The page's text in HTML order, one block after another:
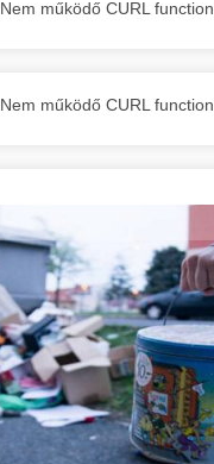
Nem működő CURL function.
Nem működő CURL function.